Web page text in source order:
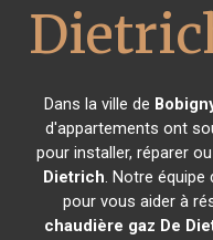
Dans la ville de
d'appartements ont
pour installer, réparer
Dietrich. Notre équipe
pour vous aider à
chaudière gaz De